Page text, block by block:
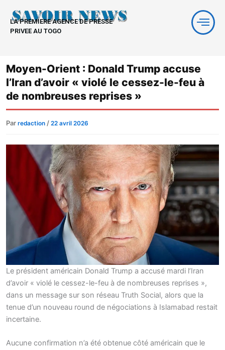
contenu
LA PREMIERE AGENCE DE PRESSE
PRIVEE AU TOGO
Moyen-Orient : Donald Trump accuse
l’Iran d’avoir « violé le cessez-le-feu à
de nombreuses reprises »
Par redaction / 22 avril 2026
Le président américain Donald Trump a accusé mardi l’Iran
d’avoir « violé le cessez-le-feu à de nombreuses reprises »,
dans un message sur son réseau Truth Social, alors que la
tenue d’un nouveau round de négociations à Islamabad restait
incertaine.
Aucune confirmation n’a été obtenue côté américain que le